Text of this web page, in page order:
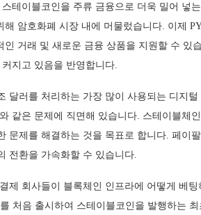
테이블코인을 주류 금융으로 더욱 밀어 넣
암호화폐 시장 내에 머물렀습니다. 이제
인 거래 및 새로운 금융 상품을 지원할 수 있
지고 있음을 반영합니다.
달러를 처리하는 가장 많이 사용되는 디지
같은 문제에 직면해 있습니다. 스테이블체
문제를 해결하는 것을 목표로 합니다. 페이
전환을 가속화할 수 있습니다.
제 회사들이 블록체인 인프라에 어떻게 베
처음 출시하여 스테이블코인을 발행하는